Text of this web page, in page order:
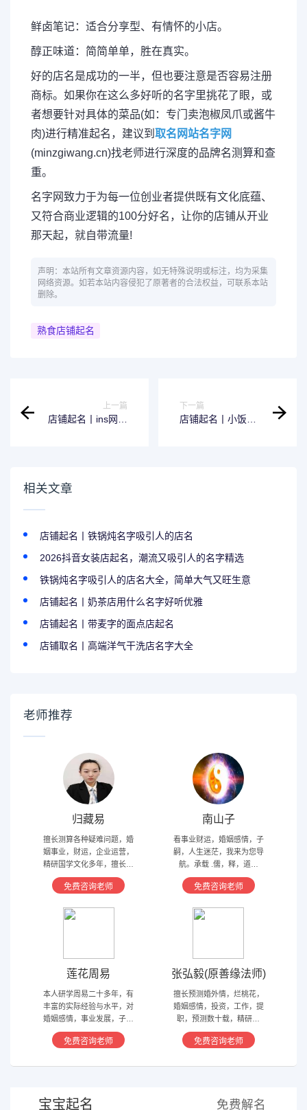
鲜卤笔记：适合分享型、有情怀的小店。
醇正味道：简简单单，胜在真实。
好的店名是成功的一半，但也要注意是否容易注册
商标。如果你在这么多好听的名字里挑花了眼，或
者想要针对具体的菜品(如：专门卖泡椒凤爪或酱牛
肉)进行精准起名，建议到 取名网站名字网
(minzgiwang.cn)找老师进行深度的品牌名测算和查
重。
名字网致力于为每一位创业者提供既有文化底蕴、
又符合商业逻辑的100分好名，让你的店铺从开业
那天起，就自带流量!
声明：本站所有文章资源内容，如无特殊说明或标注，均为采集
网络资源。如若本站内容侵犯了原著者的合法权益，可联系本站
删除。
熟食店铺起名
上一篇
店铺起名丨ins网红
下一篇
店铺起名丨小饭馆
相关文章
店铺起名丨铁锅炖名字吸引人的店名
2026抖音女装店起名，潮流又吸引人的名字精选
铁锅炖名字吸引人的店名大全，简单大气又旺生意
店铺起名丨奶茶店用什么名字好听优雅
店铺起名丨带麦字的面点店起名
店铺取名丨高端洋气干洗店名字大全
老师推荐
归藏易
擅长测算各种疑难问题，婚
姻事业，财运，企业运营，
精研国学文化多年，擅长归
藏易，盲派占卜，太乙，河
洛卦，紫薇，奇门遁甲等多
免费咨询老师
南山子
看事业财运，婚姻感情，子
嗣，人生迷茫，我来为您导
航。承载 .儒，释，道文
化，研究易经多年，精通八
字，六爻，奇门遁甲。
免费咨询老师
莲花周易
本人研学周易二十多年，有
丰富的实际经验与水平，对
婚姻感情，事业发展，子嗣
香火等方面指引慈航 ，现
在预测指导擅长紫微星斗，
导方案，欢迎有缘人。
免费咨询老师
张弘毅(原善缘法师)
擅长预测婚外情，烂桃花，
婚姻感情，投资，工作，提
职，预测数十载，精研国
学，擅长铁板、太乙，一掌
经，八宫连山易，盲派八字
免费咨询老师
宝宝起名 免费解名